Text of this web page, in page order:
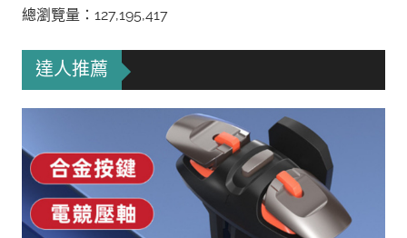
總瀏覽量：127,195,417
達人推薦